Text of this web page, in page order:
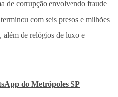
de corrupção envolvendo fraude
com seis presos e milhões
além de relógios de luxo e
do Metrópoles SP